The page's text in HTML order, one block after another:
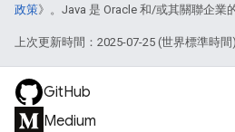
政策》。Java 是 Oracle 和/或其關聯企業
上次更新時間：2025-07-25 (世界標準時間)
GitHub
Medium